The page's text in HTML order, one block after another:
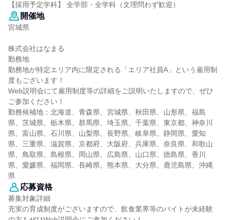
【採用予定学科】 全学部・全学科（文理問わず歓迎）
開催地
宮城県
株式会社はなまる
勤務地
勤務地が特定エリア内に限定される「エリア社員A」という雇用制
度もございます！
Web説明会にて雇用制度等の詳細をご説明いたしますので、ぜひ
ご参加ください！
勤務候補地：北海道、青森県、宮城県、秋田県、山形県、福島
県、茨城県、栃木県、群馬県、埼玉県、千葉県、東京都、神奈川
県、富山県、石川県、山梨県、長野県、岐阜県、静岡県、愛知
県、三重県、滋賀県、京都府、大阪府、兵庫県、奈良県、和歌山
県、鳥取県、島根県、岡山県、広島県、山口県、徳島県、香川
県、愛媛県、福岡県、長崎県、熊本県、大分県、鹿児島県、沖縄
県
応募資格
募集対象詳細
充実の育成制度がございますので、飲食業界等のバイトが未経験